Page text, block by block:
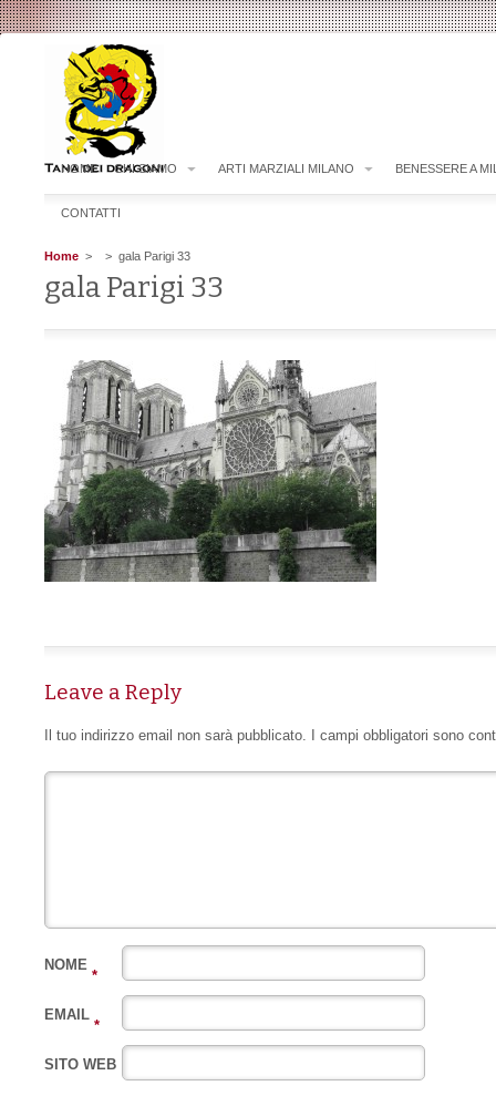
HOME CHI SIAMO ARTI MARZIALI MILANO BENESSERE A
CONTATTI
Home > > gala Parigi 33
gala Parigi 33
Leave a Reply
Il tuo indirizzo email non sarà pubblicato. I campi obbligatori sono
NOME
*
EMAIL
*
SITO WEB